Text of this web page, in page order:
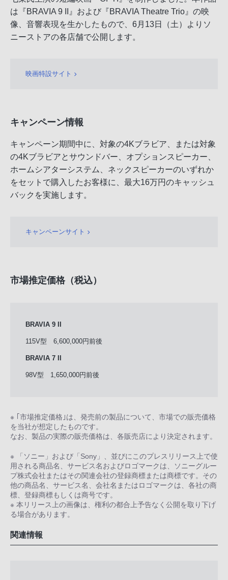
は『BRAVIA 9 II』および『BRAVIA Theatre Trio』の映
像、音響表現を生かしたもので、6月13日（土）よりソ
ニーストアの各店舗で公開します。
映画特設サイト
キャンペーン情報
キャンペーン期間中に、対象の4Kブラビア、または対象
の4Kブラビアとサウンドバー、オプションスピーカー、
ホームシアターシステム、ネックスピーカーのいずれか
をセットで購入したお客様に、最大16万円のキャッシュ
バックを実施します。
キャンペーンサイト
市場推定価格（税込）
BRAVIA 9 II
115V型 6,600,000円前後
BRAVIA 7 II
98V型 1,650,000円前後
※ ｢市場推定価格｣は、発売前の製品について、市場での販売価格
を当社が想定したものです。
なお、製品の実際の販売価格は、各販売店により決定されます。
※ 「ソニー」および「Sony」、並びにこのプレスリリース上で使
用される商品名、サービス名およびロゴマークは、ソニーグルー
プ株式会社またはその関連会社の登録商標または商標です。その
他の商品名、サービス名、会社名またはロゴマークは、各社の商
標、登録商標もしくは商号です。
※ 本リリース上の画像は、権利の都合上予告なく公開を取り下げ
る場合があります。
関連情報